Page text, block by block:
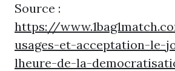
Source :
https://
usages-et-acceptation-le-
lheure-de-la-